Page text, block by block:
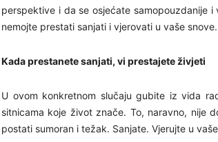
perspektive i da se osjećate samopouzdanije
nemojte prestati sanjati i vjerovati u vaše snove.
Kada prestanete sanjati, vi prestajete živjeti
U ovom konkretnom slučaju gubite iz vida
sitnicama koje život znače. To, naravno, nije
postati sumoran i težak. Sanjate. Vjerujte u